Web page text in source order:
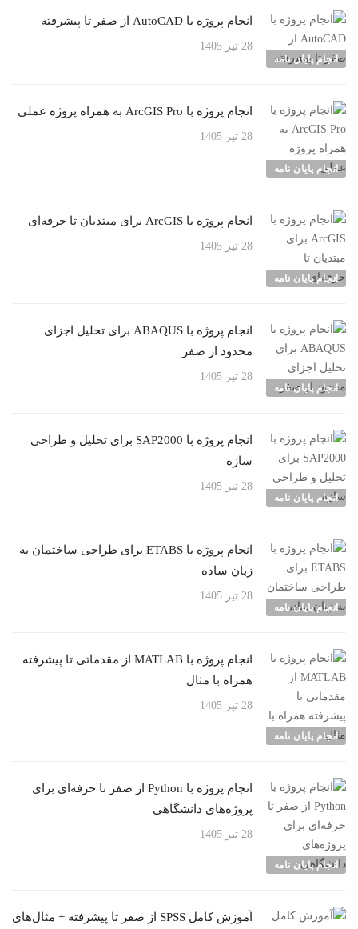
انجام پایان نامه
انجام پروژه با AutoCAD از صفر تا پیشرفته
28 تیر 1405
انجام پایان نامه
انجام پروژه با ArcGIS Pro به همراه پروژه عملی
28 تیر 1405
انجام پایان نامه
انجام پروژه با ArcGIS برای مبتدیان تا حرفه‌ای
28 تیر 1405
انجام پایان نامه
انجام پروژه با ABAQUS برای تحلیل اجزای
محدود از صفر
28 تیر 1405
انجام پایان نامه
انجام پروژه با SAP2000 برای تحلیل و طراحی
سازه
28 تیر 1405
انجام پایان نامه
انجام پروژه با ETABS برای طراحی ساختمان به
زبان ساده
28 تیر 1405
انجام پایان نامه
انجام پروژه با MATLAB از مقدماتی تا پیشرفته
همراه با مثال
28 تیر 1405
انجام پایان نامه
انجام پروژه با Python از صفر تا حرفه‌ای برای
پروژه‌های دانشگاهی
28 تیر 1405
آموزش کامل SPSS از صفر تا پیشرفته + مثال‌های